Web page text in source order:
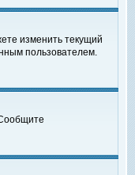
изменить текущий
пользователем.